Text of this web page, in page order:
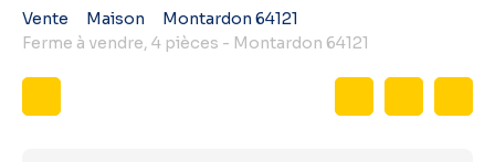
Vente Maison
Montardon 64121
Ferme à vendre, 4 pièces - Montardon 64121